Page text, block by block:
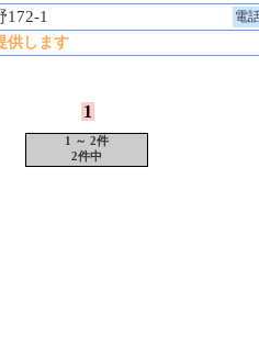
172-1 電
供します
1
1 ～ 2件
2件中